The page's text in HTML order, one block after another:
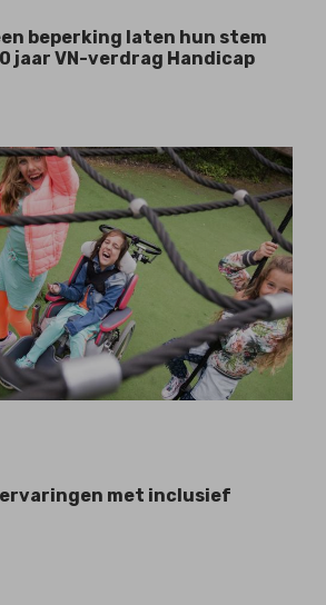
beperking laten hun stem
jaar VN-verdrag Handicap
ervaringen met inclusief